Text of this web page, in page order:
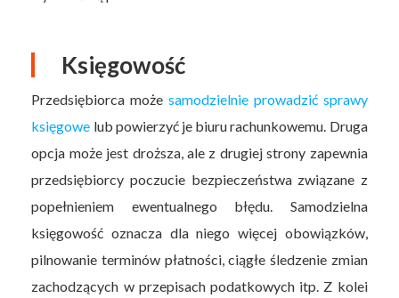
Księgowość
Przedsiębiorca może samodzielnie prowadzić sprawy
księgowe lub powierzyć je biuru rachunkowemu. Druga
opcja może jest droższa, ale z drugiej strony zapewnia
przedsiębiorcy poczucie bezpieczeństwa związane z
popełnieniem ewentualnego błędu. Samodzielna
księgowość oznacza dla niego więcej obowiązków,
pilnowanie terminów płatności, ciągłe śledzenie zmian
zachodzących w przepisach podatkowych itp. Z kolei